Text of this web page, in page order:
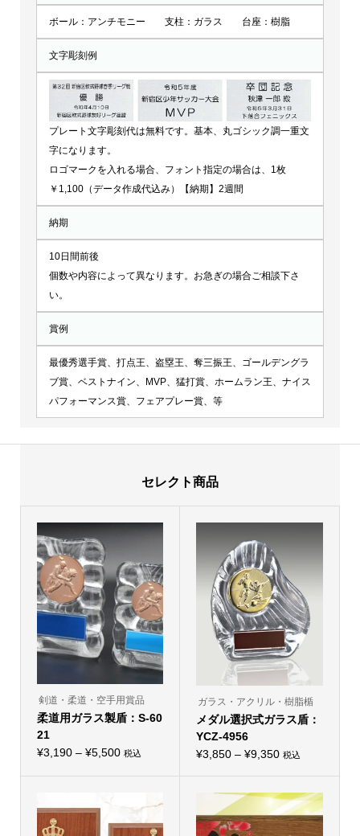
ボール：アンチモニー 支柱：ガラス 台座：樹脂
文字彫刻例
プレート文字彫刻代は無料です。基本、丸ゴシック調一重文
字になります。
ロゴマークを入れる場合、フォント指定の場合は、1枚
￥1,100（データ作成代込み）【納期】2週間
納期
10日間前後
個数や内容によって異なります。お急ぎの場合ご相談下さ
い。
賞例
最優秀選手賞、打点王、盗塁王、奪三振王、ゴールデングラ
ブ賞、ベストナイン、MVP、猛打賞、ホームラン王、ナイス
パフォーマンス賞、フェアプレー賞、等
セレクト商品
剣道・柔道・空手用賞品
柔道用ガラス製盾：S-60
21
¥3,190 – ¥5,500価
¥3,190
–
税込
の
に
複
ガラス・アクリル・樹脂楯
メダル選択式ガラス盾：
YCZ-4956
¥3,850 – ¥9,350価
¥3,850
–
税込
の
は
複